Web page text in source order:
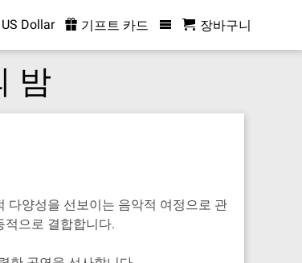
Dollar 기프트 카드 장바구니
밤
다양성을 선보이는 음악적 여정으로 관
적으로 결합합니다.